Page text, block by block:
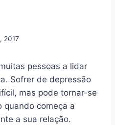
2017
pessoas a lidar
Sofrer de depressão
mas pode tornar-se
quando começa a
a sua relação.